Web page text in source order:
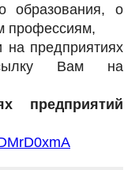
образования, о
профессиям,
предприятиях
Вам на
предприятий